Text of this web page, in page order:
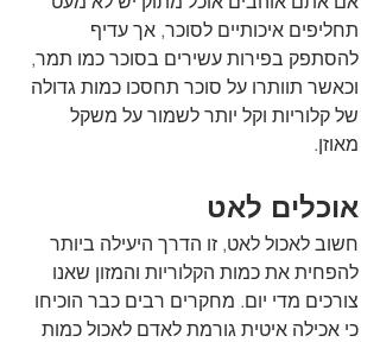
תחליפים איכותיים לסוכר, אך עדיף
להסתפק בפירות עשירים בסוכר כמו תמר,
וכאשר תוותרו על סוכר תחסכו כמות גדולה
של קלוריות וקל יותר לשמור על משקל
מאוזן.
אוכלים לאט
חשוב לאכול לאט, זו הדרך היעילה ביותר
להפחית את כמות הקלוריות והמזון שאנו
צורכים מדי יום. מחקרים רבים כבר הוכיחו
כי אכילה איטית גורמת לאדם לאכול כמות